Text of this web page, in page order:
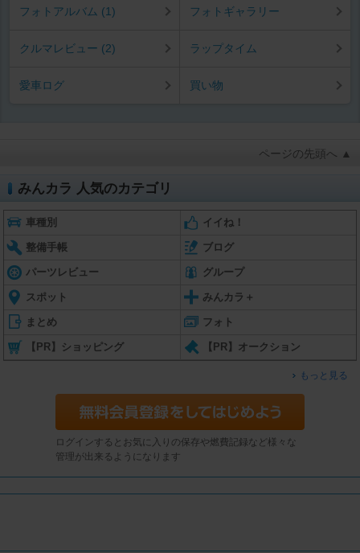
フォトアルバム (1) フォトギャラリー
クルマレビュー (2) ラップタイム
愛車ログ 買い物
ページの先頭へ ▲
みんカラ 人気のカテゴリ
車種別 イイね！
整備手帳 ブログ
パーツレビュー グループ
スポット みんカラ＋
まとめ フォト
【PR】ショッピング 【PR】オークション
もっと見る
ログインするとお気に入りの保存や燃費記録など様々な
管理が出来るようになります